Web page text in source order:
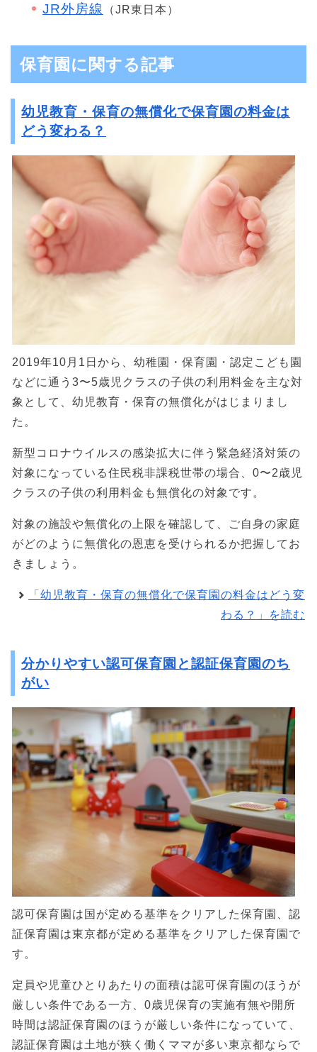
JR外房線 （JR東日本）
保育園に関する記事
幼児教育・保育の無償化で保育園の料金は
どう変わる？
2019年10月1日から、幼稚園・保育園・認定こども園
などに通う3〜5歳児クラスの子供の利用料金を主な対
象として、幼児教育・保育の無償化がはじまりまし
た。
新型コロナウイルスの感染拡大に伴う緊急経済対策の
対象になっている住民税非課税世帯の場合、0〜2歳児
クラスの子供の利用料金も無償化の対象です。
対象の施設や無償化の上限を確認して、ご自身の家庭
がどのように無償化の恩恵を受けられるか把握してお
きましょう。
「幼児教育・保育の無償化で保育園の料金はどう変
わる？」を読む
分かりやすい認可保育園と認証保育園のち
がい
認可保育園は国が定める基準をクリアした保育園、認
証保育園は東京都が定める基準をクリアした保育園で
す。
定員や児童ひとりあたりの面積は認可保育園のほうが
厳しい条件である一方、0歳児保育の実施有無や開所
時間は認証保育園のほうが厳しい条件になっていて、
認証保育園は土地が狭く働くママが多い東京都ならで